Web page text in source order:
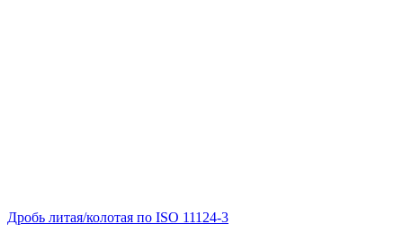
Дробь литая/колотая по ISO 11124-3